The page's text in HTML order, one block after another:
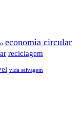
economia circular
reciclagem
vida selvagem